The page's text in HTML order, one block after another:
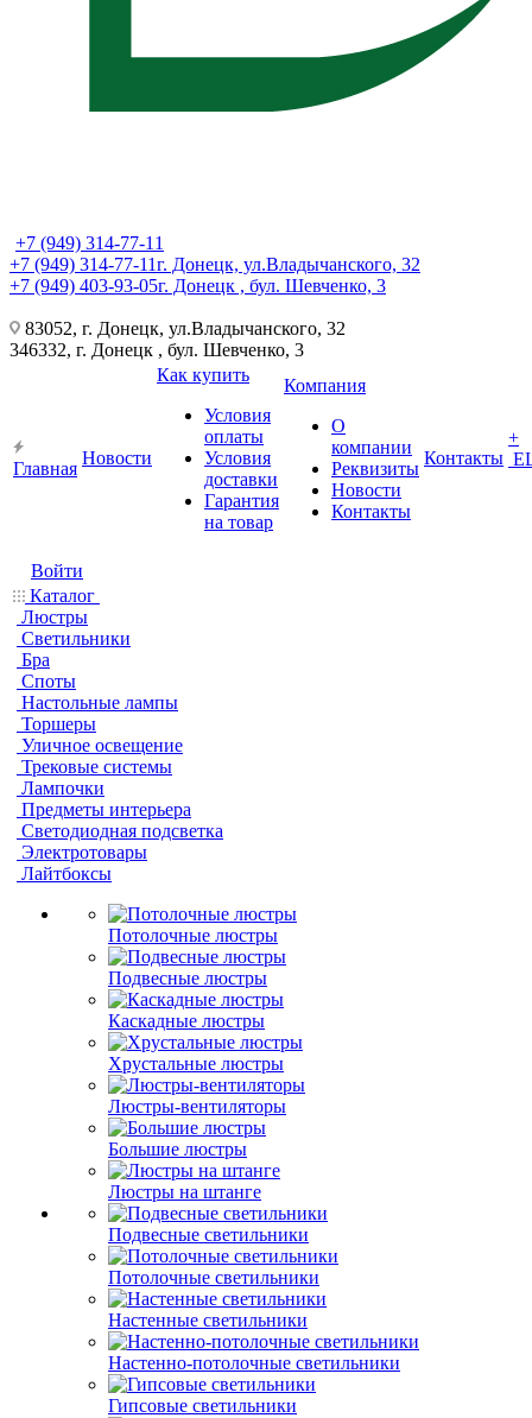
+7 (949) 314-77-11
+7 (949) 314-77-11г. Донецк, ул.Владычанского, 32
+7 (949) 403-93-05г. Донецк , бул. Шевченко, 3
83052, г. Донецк, ул.Владычанского, 32
346332, г. Донецк , бул. Шевченко, 3
Главная
Новости
Как купить
Условия
оплаты
Условия
доставки
Гарантия
на товар
Компания
О
компании
Реквизиты
Новости
Контакты
Контакты
+
Войти
Каталог
Люстры
Светильники
Бра
Споты
Настольные лампы
Торшеры
Уличное освещение
Трековые системы
Лампочки
Предметы интерьера
Светодиодная подсветка
Электротовары
Лайтбоксы
Потолочные люстры
Подвесные люстры
Каскадные люстры
Хрустальные люстры
Люстры-вентиляторы
Большие люстры
Люстры на штанге
Подвесные светильники
Потолочные светильники
Настенные светильники
Настенно-потолочные светильники
Гипсовые светильники